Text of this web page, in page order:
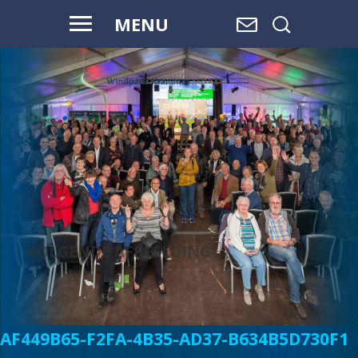
MENU
WAAR WATER
OVERGAAT IN
LAND,
EN LAND
OVERGAAT
IN WATER, IS
RUIMTE.
VOLGENDE AFBEELDING
AF449B65-F2FA-4B35-AD37-B634B5D730F1